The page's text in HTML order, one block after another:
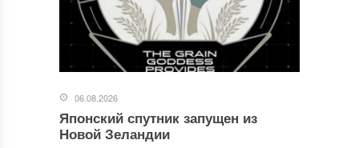
06.08.2026
Японский спутник запущен из
Новой Зеландии